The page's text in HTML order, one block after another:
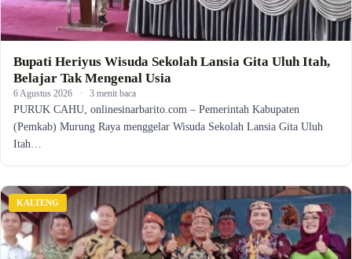
Bupati Heriyus Wisuda Sekolah Lansia Gita Uluh Itah,
Belajar Tak Mengenal Usia
6 Agustus 2026 · 3 menit baca
PURUK CAHU, onlinesinarbarito.com – Pemerintah Kabupaten
(Pemkab) Murung Raya menggelar Wisuda Sekolah Lansia Gita Uluh
Itah…
KALTENG